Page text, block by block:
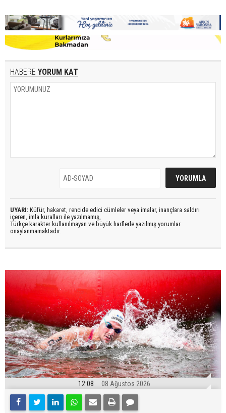
HABERE YORUM KAT
UYARI: Küfür, hakaret, rencide edici cümleler veya imalar, inançlara saldırı
içeren, imla kuralları ile yazılmamış,
Türkçe karakter kullanılmayan ve büyük harflerle yazılmış yorumlar
onaylanmamaktadır.
12:08 08 Ağustos 2026